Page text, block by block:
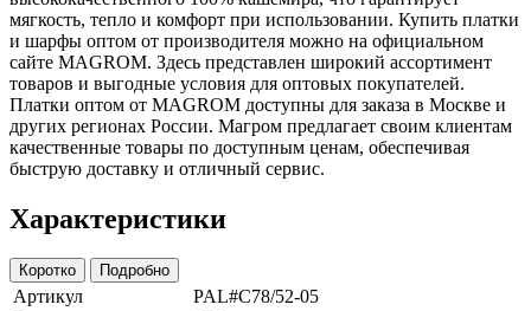
мягкость, тепло и комфорт при использовании. Купить платки
и шарфы оптом от производителя можно на официальном
сайте MAGROM. Здесь представлен широкий ассортимент
товаров и выгодные условия для оптовых покупателей.
Платки оптом от MAGROM доступны для заказа в Москве и
других регионах России. Магром предлагает своим клиентам
качественные товары по доступным ценам, обеспечивая
быструю доставку и отличный сервис.
Характеристики
Коротко Подробно
Артикул
PAL#C78/52-05